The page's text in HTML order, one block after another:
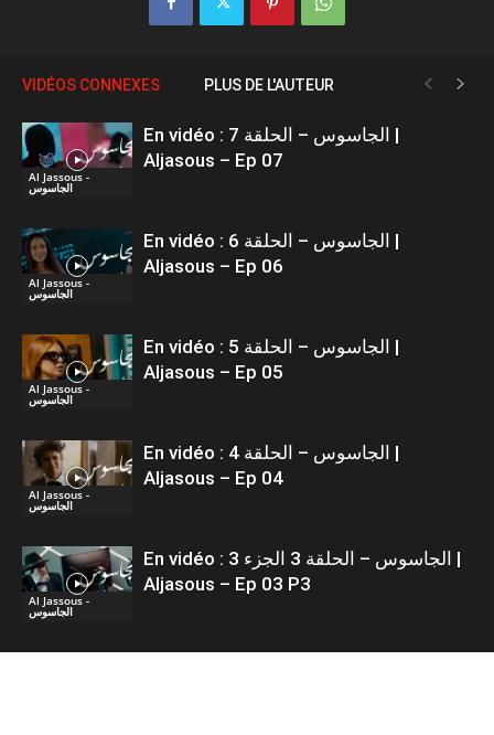
VIDÉOS CONNEXES PLUS DE L'AUTEUR
Al Jassous -
الجاسوس
En vidéo : الجاسوس – الحلقة 7 |
Aljasous – Ep 07
Al Jassous -
الجاسوس
En vidéo : الجاسوس – الحلقة 6 |
Aljasous – Ep 06
Al Jassous -
الجاسوس
En vidéo : الجاسوس – الحلقة 5 |
Aljasous – Ep 05
Al Jassous -
الجاسوس
En vidéo : الجاسوس – الحلقة 4 |
Aljasous – Ep 04
Al Jassous -
الجاسوس
En vidéo : الجاسوس – الحلقة 3 الجزء 3 |
Aljasous – Ep 03 P3